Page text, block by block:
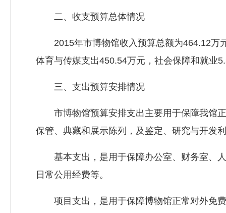
二、收支预算总体情况
2015年市博物馆收入预算总额为464.12万
体育与传媒支出450.54万元，社会保障和就业
三、支出预算安排情况
市博物馆预算安排支出主要用于保障我馆正
保管、典藏和展示陈列，及鉴定、研究与开发
基本支出，是用于保障办公室、财务室、人
日常公用经费等。
项目支出，是用于保障博物馆正常对外免费